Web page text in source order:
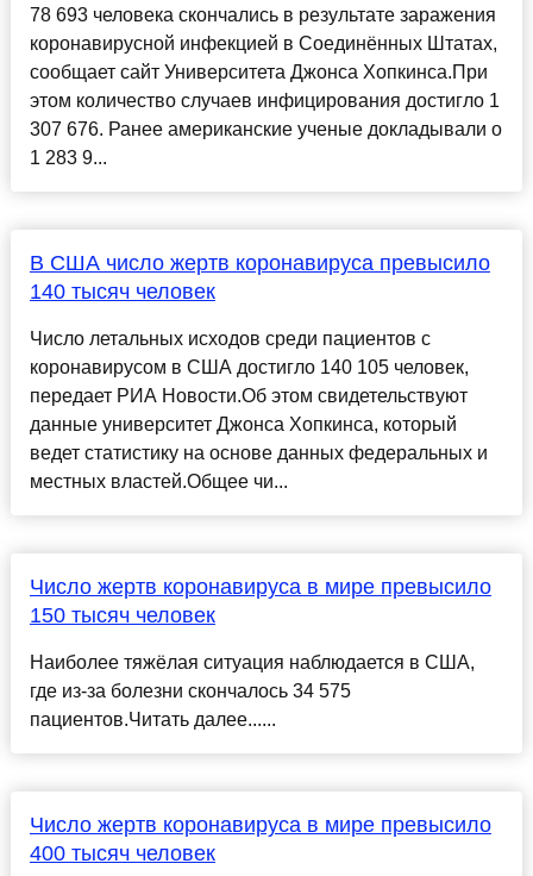
78 693 человека скончались в результате заражения
коронавирусной инфекцией в Соединённых Штатах,
сообщает сайт Университета Джонса Хопкинса.При
этом количество случаев инфицирования достигло 1
307 676. Ранее американские ученые докладывали о
1 283 9...
В США число жертв коронавируса превысило
140 тысяч человек
Число летальных исходов среди пациентов с
коронавирусом в США достигло 140 105 человек,
передает РИА Новости.Об этом свидетельствуют
данные университет Джонса Хопкинса, который
ведет статистику на основе данных федеральных и
местных властей.Общее чи...
Число жертв коронавируса в мире превысило
150 тысяч человек
Наиболее тяжёлая ситуация наблюдается в США,
где из-за болезни скончалось 34 575
пациентов.Читать далее......
Число жертв коронавируса в мире превысило
400 тысяч человек